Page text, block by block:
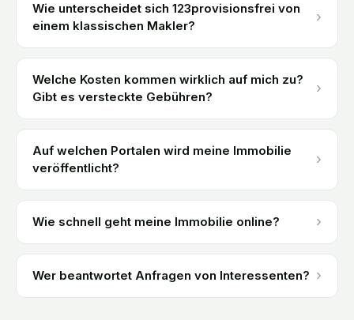
Wie unterscheidet sich 123provisionsfrei von
einem klassischen Makler?
›
Welche Kosten kommen wirklich auf mich zu?
Gibt es versteckte Gebühren?
›
Auf welchen Portalen wird meine Immobilie
veröffentlicht?
›
Wie schnell geht meine Immobilie online? ›
Wer beantwortet Anfragen von Interessenten? ›